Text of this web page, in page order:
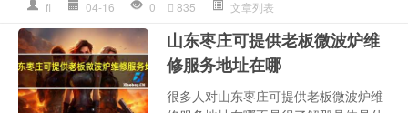
fl 04-16 0 835 文章列表
山东枣庄可提供老板微波炉维
修服务地址在哪
很多人对山东枣庄可提供老板微波炉维